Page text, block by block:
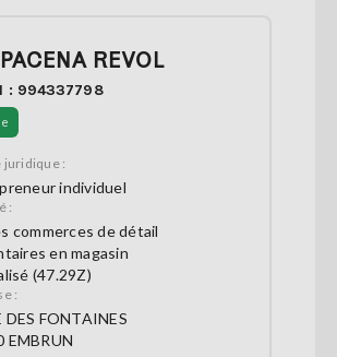
REVOL
: 994337798
juridique :
individuel
:
commerces de détail
en magasin
(47.29Z)
:
DES FONTAINES
EMBRUN